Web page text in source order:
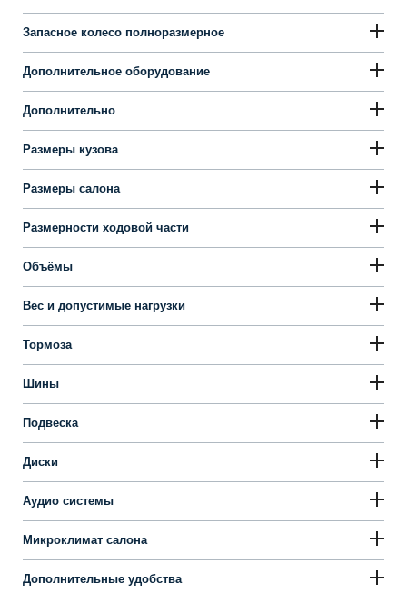
Запасное колесо полноразмерное
Дополнительное оборудование
Дополнительно
Размеры кузова
Размеры салона
Размерности ходовой части
Объёмы
Вес и допустимые нагрузки
Тормоза
Шины
Подвеска
Диски
Аудио системы
Микроклимат салона
Дополнительные удобства